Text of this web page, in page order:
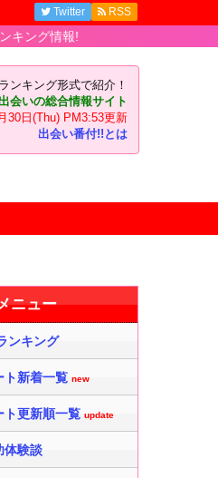
ンキング形式で紹介！
会いの総合情報サイト
30日(Thu) PM3:53更新
出会い番付!!とは
Twitter RSS
ニュー
ンキング
ト新着一覧 new
ト更新順一覧 update
体験談